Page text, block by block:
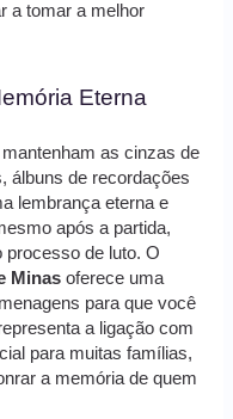
a tomar a melhor
Eterna
as cinzas de
álbuns de recordações
lembrança eterna e
após a partida,
processo de luto. O
Minas oferece uma
para que você
a ligação com
para muitas famílias,
a memória de quem